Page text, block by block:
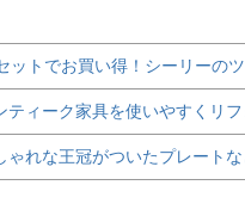
ットでお買い得！シーリーの
ィーク家具を使いやすくリフ
ゃれな王冠がついたプレート